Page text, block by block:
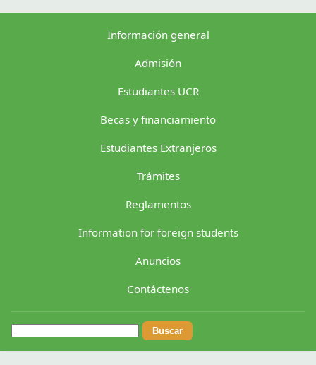
Información general
Admisión
Estudiantes UCR
Becas y financiamiento
Estudiantes Extranjeros
Trámites
Reglamentos
Information for foreign students
Anuncios
Contáctenos
Buscar: